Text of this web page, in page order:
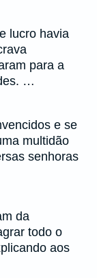
lucro havia
para a
…
e se
multidão
senhoras
da
todo o
aos